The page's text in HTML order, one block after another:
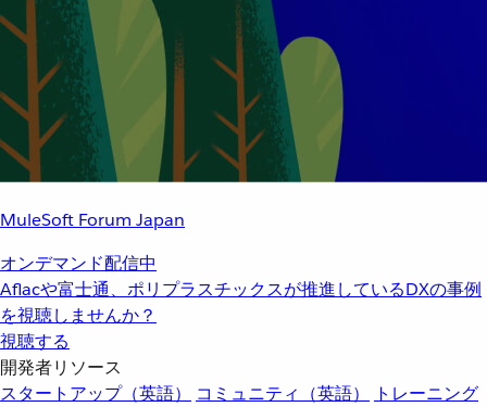
MuleSoft Forum Japan
オンデマンド配信中
Aflacや富士通、ポリプラスチックスが推進しているDXの事例
を視聴しませんか？
視聴する
開発者リソース
スタートアップ（英語）
コミュニティ（英語）
トレーニング